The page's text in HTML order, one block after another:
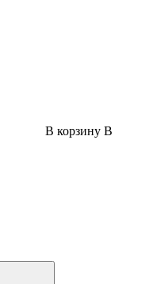
В корзину В